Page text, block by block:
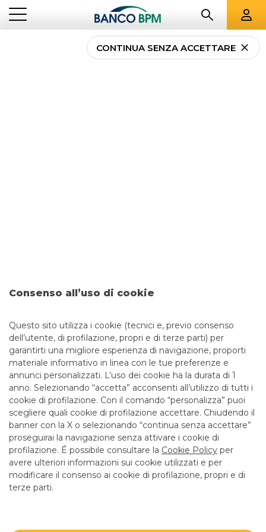
049431
CONTATTI
Tel: 0331521689
Email: centroimprese.04943@pec.bancobpmspa.it
LINK UTILI
CONTATTI E FILIALI
LAVORA CON NOI
TERZO SETTORE
CONTINUA SENZA ACCETTARE
Consenso all’uso di cookie
Questo sito utilizza i cookie (tecnici e, previo consenso
dell’utente, di profilazione, propri e di terze parti) per
garantirti una migliore esperienza di navigazione, proporti
materiale informativo in linea con le tue preferenze e
annunci personalizzati. L’uso dei cookie ha la durata di 1
anno. Selezionando “accetta” acconsenti all’utilizzo di tutti i
cookie di profilazione. Con il comando “personalizza” puoi
scegliere quali cookie di profilazione accettare. Chiudendo il
banner con la X o selezionando “continua senza accettare”
proseguirai la navigazione senza attivare i cookie di
profilazione. É possibile consultare la Cookie Policy per
avere ulteriori informazioni sui cookie utilizzati e per
modificare il consenso ai cookie di profilazione, propri e di
terze parti.